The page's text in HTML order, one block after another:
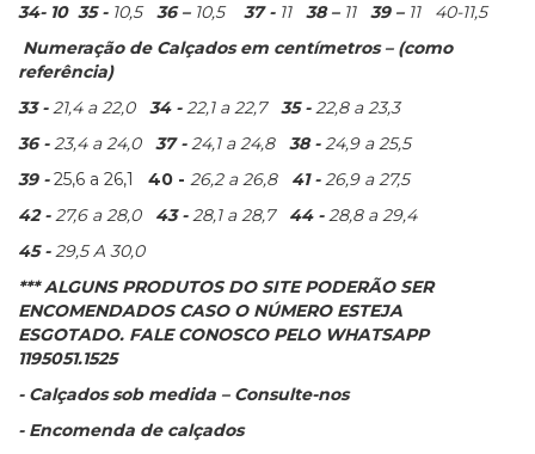
34- 10 35 - 10,5 36 – 10,5 37 - 11 38 – 11 39 – 11 40-11,5
Numeração de Calçados em centímetros – (como
referência)
33 -21,4 a 22,0 34 -22,1 a 22,7 35 -22,8 a 23,3
36 -23,4 a 24,037 -24,1 a 24,8 38 -24,9 a 25,5
39 -25,6 a 26,1 40 - 26,2 a 26,8 41 -26,9 a 27,5
42 -27,6 a 28,0 43 -28,1 a 28,7 44 -28,8 a 29,4
45 -29,5 A 30,0
*** ALGUNS PRODUTOS DO SITE PODERÃO SER
ENCOMENDADOS CASO O NÚMERO ESTEJA
ESGOTADO. FALE CONOSCO PELO WHATSAPP
1195051.1525
- Calçados sob medida – Consulte-nos
- Encomenda de calçados